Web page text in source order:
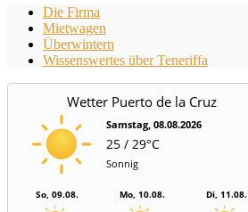
Die Firma
Mietwagen
Überwintern
Wissenswertes über Teneriffa
Wetter Puerto de la Cruz
Samstag, 08.08.2026
25 / 29°C
Sonnig
So, 09.08. Mo, 10.08. Di, 11.08.